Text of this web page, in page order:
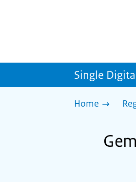
Single
Home